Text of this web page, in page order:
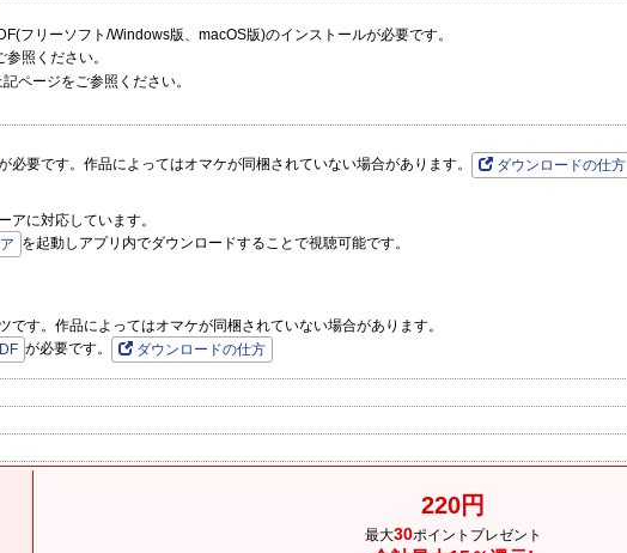
フリーソフト/Windows版、macOS版)のインストールが必要です。
参照ください。
ページをご参照ください。
必要です。作品によってはオマケが同梱されていない場合があります。 ダウンロードの仕方
アに対応しています。
を起動しアプリ内でダウンロードすることで視聴可能です。
す。作品によってはオマケが同梱されていない場合があります。
が必要です。 ダウンロードの仕方
220円
最大30ポイントプレゼント